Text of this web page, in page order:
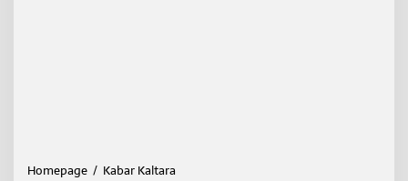
Homepage / Kabar Kaltara